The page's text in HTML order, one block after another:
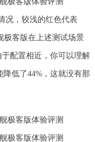
况，较浅的红色代表
极客版在上述测试场景
配置相近，你可以理解
低了44%，这就没有那